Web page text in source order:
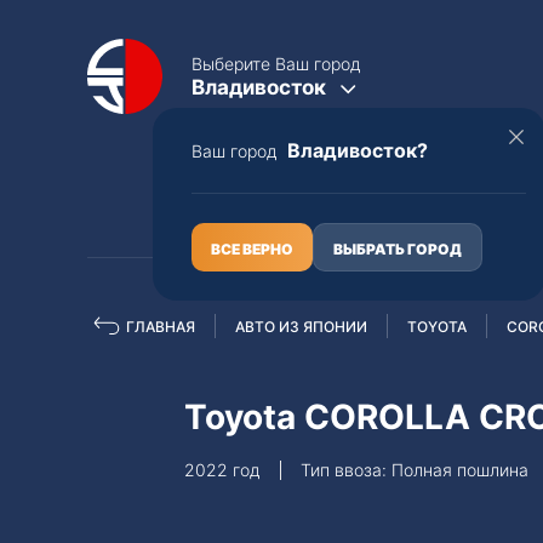
Выберите Ваш город
Владивосток
Ваш город Владивосток?
ВСЕ ВЕРНО ВЫБРАТЬ ГОРОД
Полная пошлина
ГЛАВНАЯ АВТО ИЗ ЯПОНИИ TOYOTA
Toyota COROLLA
2022 год Тип ввоза: Полная пошлина